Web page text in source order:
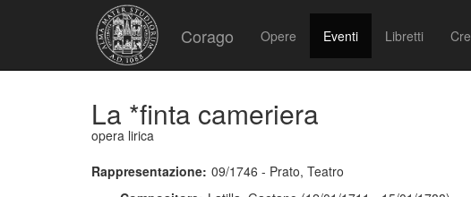
Corago Opere Eventi Libretti
La *finta cameriera
opera lirica
Rappresentazione: 09/1746 - Prato, Teatro